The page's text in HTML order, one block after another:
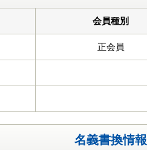
会員種別
正会員
名義書換情報